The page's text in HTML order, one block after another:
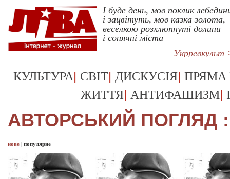
І буде день, мов поклик
і зацвітуть, мов казка золота,
веселкою розхлюпнуті долини
і сонячні міста
Укрревкульт
КУЛЬТУРА| СВІТ| ДИСКУСІЯ| ПРЯМА
ЖИТТЯ| АНТИФАШИЗМ|
АВТОРСЬКИЙ ПОГЛЯД
нове | популярне